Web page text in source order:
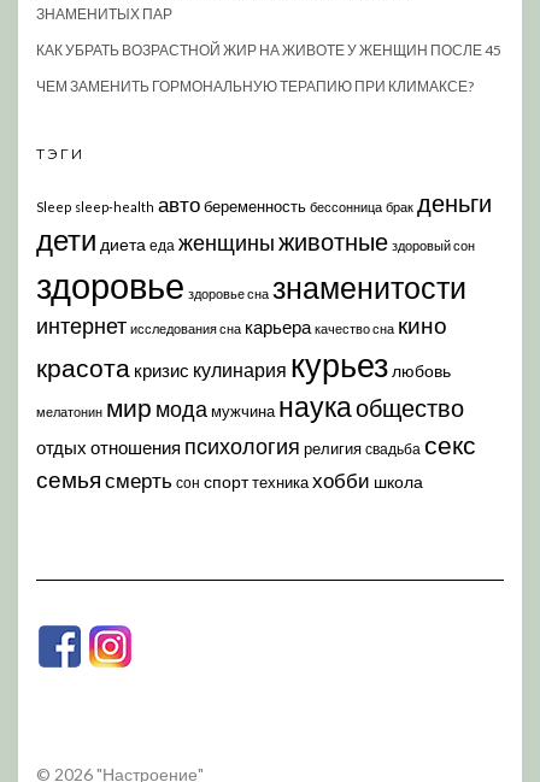
ЗНАМЕНИТЫХ ПАР
КАК УБРАТЬ ВОЗРАСТНОЙ ЖИР НА ЖИВОТЕ У ЖЕНЩИН ПОСЛЕ 45
ЧЕМ ЗАМЕНИТЬ ГОРМОНАЛЬНУЮ ТЕРАПИЮ ПРИ КЛИМАКСЕ?
ТЭГИ
Sleep sleep-health автобеременность бессонница брак деньги
дети диета еда женщиныживотные здоровый сон
здоровье здоровье сна знаменитости
интернет исследования сна карьера качество сна кино
красота кризис кулинария курьез любовь
мелатонин мир модамужчина наукаобщество
отдых отношения психология религия свадьба секс
семья смерть сон спорттехникахобби школа
© 2026 "Настроение"